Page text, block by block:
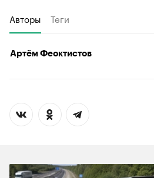
Авторы Теги
Артём Феоктистов